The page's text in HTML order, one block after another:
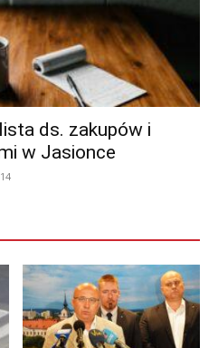
ds. zakupów i
w Jasionce